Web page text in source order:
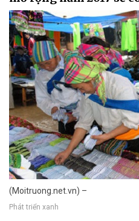
(Moitruong.net.vn) –
Phát triển xanh